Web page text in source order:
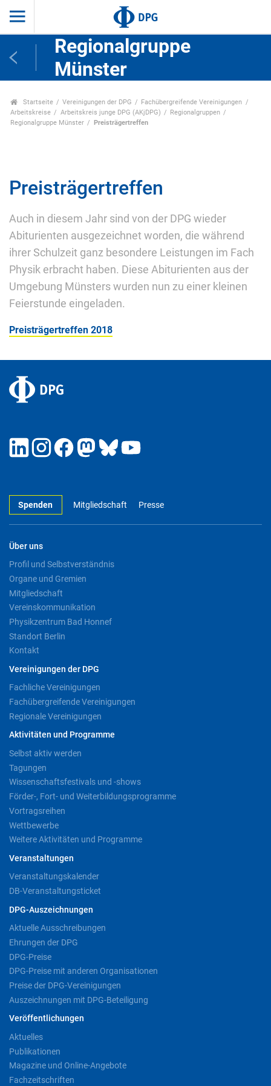
Regionalgruppe
Münster
Startseite Vereinigungen der DPG
Fachübergreifende Vereinigungen
Arbeitskreise
Arbeitskreis junge DPG (AKjDPG)
Regionalgruppen
Regionalgruppe Münster
Preisträgertreffen
Preisträgertreffen
Auch in diesem Jahr sind von der DPG wieder
Abiturienten ausgezeichnet worden, die während
ihrer Schulzeit ganz besondere Leistungen im Fach
Physik erbracht haben. Diese Abiturienten aus der
Umgebung Münsters wurden nun zu einer kleinen
Feierstunde eingeladen.
Preisträgertreffen 2018
Spenden Mitgliedschaft Presse
Über uns
Profil und Selbstverständnis
Organe und Gremien
Mitgliedschaft
Vereinskommunikation
Physikzentrum Bad Honnef
Standort Berlin
Kontakt
Vereinigungen der DPG
Fachliche Vereinigungen
Fachübergreifende Vereinigungen
Regionale Vereinigungen
Aktivitäten und Programme
Selbst aktiv werden
Tagungen
Wissenschaftsfestivals und -shows
Förder-, Fort- und Weiterbildungsprogramme
Vortragsreihen
Wettbewerbe
Weitere Aktivitäten und Programme
Veranstaltungen
Veranstaltungskalender
DB-Veranstaltungsticket
DPG-Auszeichnungen
Aktuelle Ausschreibungen
Ehrungen der DPG
DPG-Preise
DPG-Preise mit anderen Organisationen
Preise der DPG-Vereinigungen
Auszeichnungen mit DPG-Beteiligung
Veröffentlichungen
Aktuelles
Publikationen
Magazine und Online-Angebote
Fachzeitschriften